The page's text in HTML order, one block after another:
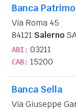
Banca
Via Roma 45
84121 Salerno
ABI: 03211
CAB: 15200
Banca Sella
Via Giuseppe